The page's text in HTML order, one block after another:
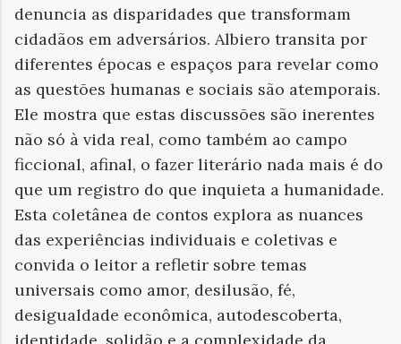
denuncia as disparidades que transformam
cidadãos em adversários. Albiero transita por
diferentes épocas e espaços para revelar como
as questões humanas e sociais são atemporais.
Ele mostra que estas discussões são inerentes
não só à vida real, como também ao campo
ficcional, afinal, o fazer literário nada mais é do
que um registro do que inquieta a humanidade.
Esta coletânea de contos explora as nuances
das experiências individuais e coletivas e
convida o leitor a refletir sobre temas
universais como amor, desilusão, fé,
desigualdade econômica, autodescoberta,